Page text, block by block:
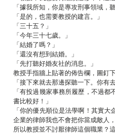
「據我所知，你是專攻刑事領域，
「是的，也需要教授的建言。」
「三十五？」
「今年三十七歲。」
「結婚了嗎？」
「還沒有想到結婚。」
「先打聽好婚友社的消息。」
教授手指牆上貼著的佈告欄，圖釘
「接下來就去那邊探聽一下。你有
「有投過幾家事務所履歷，不過
書比較好！」
「你的優先順位是法學啊！其實
企業的律師我也不會把你當成敵人
所以教授並不討厭律師這個職業？